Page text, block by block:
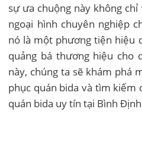
sự ưa chuộng này không
ngoại hình chuyên nghiệp
nó là một phương tiện hiệu
quảng bá thương hiệu cho
này, chúng ta sẽ khám phá
phục quán bida và tìm kiếm
quán bida uy tín tại Bình